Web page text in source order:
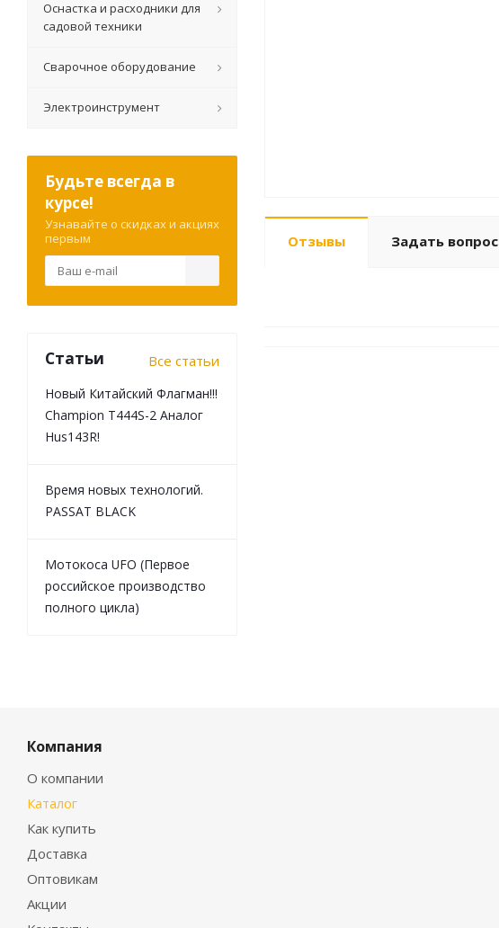
Отзывы Задать вопрос
Оснастка и расходники для
садовой техники
Сварочное оборудование
Электроинструмент
Будьте всегда в
курсе!
Узнавайте о скидках и акциях
первым
Статьи Все статьи
Новый Китайский Флагман!!!
Champion T444S-2 Аналог
Hus143R!
Время новых технологий.
PASSAT BLACK
Мотокоса UFO (Первое
российское производство
полного цикла)
Компания
О компании
Каталог
Как купить
Доставка
Оптовикам
Акции